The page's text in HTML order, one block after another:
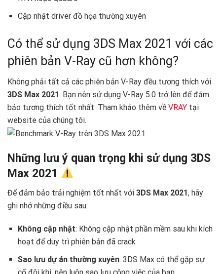
Cập nhật driver đồ họa thường xuyên
Có thể sử dụng 3DS Max 2021 với các
phiên bản V-Ray cũ hơn không?
Không phải tất cả các phiên bản V-Ray đều tương thích với
3DS Max 2021. Bạn nên sử dụng V-Ray 5.0 trở lên để đảm
bảo tương thích tốt nhất. Tham khảo thêm về VRAY tại
website của chúng tôi.
Những lưu ý quan trọng khi sử dụng 3DS
Max 2021
Để đảm bảo trải nghiệm tốt nhất với 3DS Max 2021, hãy
ghi nhớ những điều sau:
Không cập nhật: Không cập nhật phần mềm sau khi kích
hoạt để duy trì phiên bản đã crack
Sao lưu dự án thường xuyên: 3DS Max có thể gặp sự
cố đôi khi, nên luôn sao lưu công việc của bạn